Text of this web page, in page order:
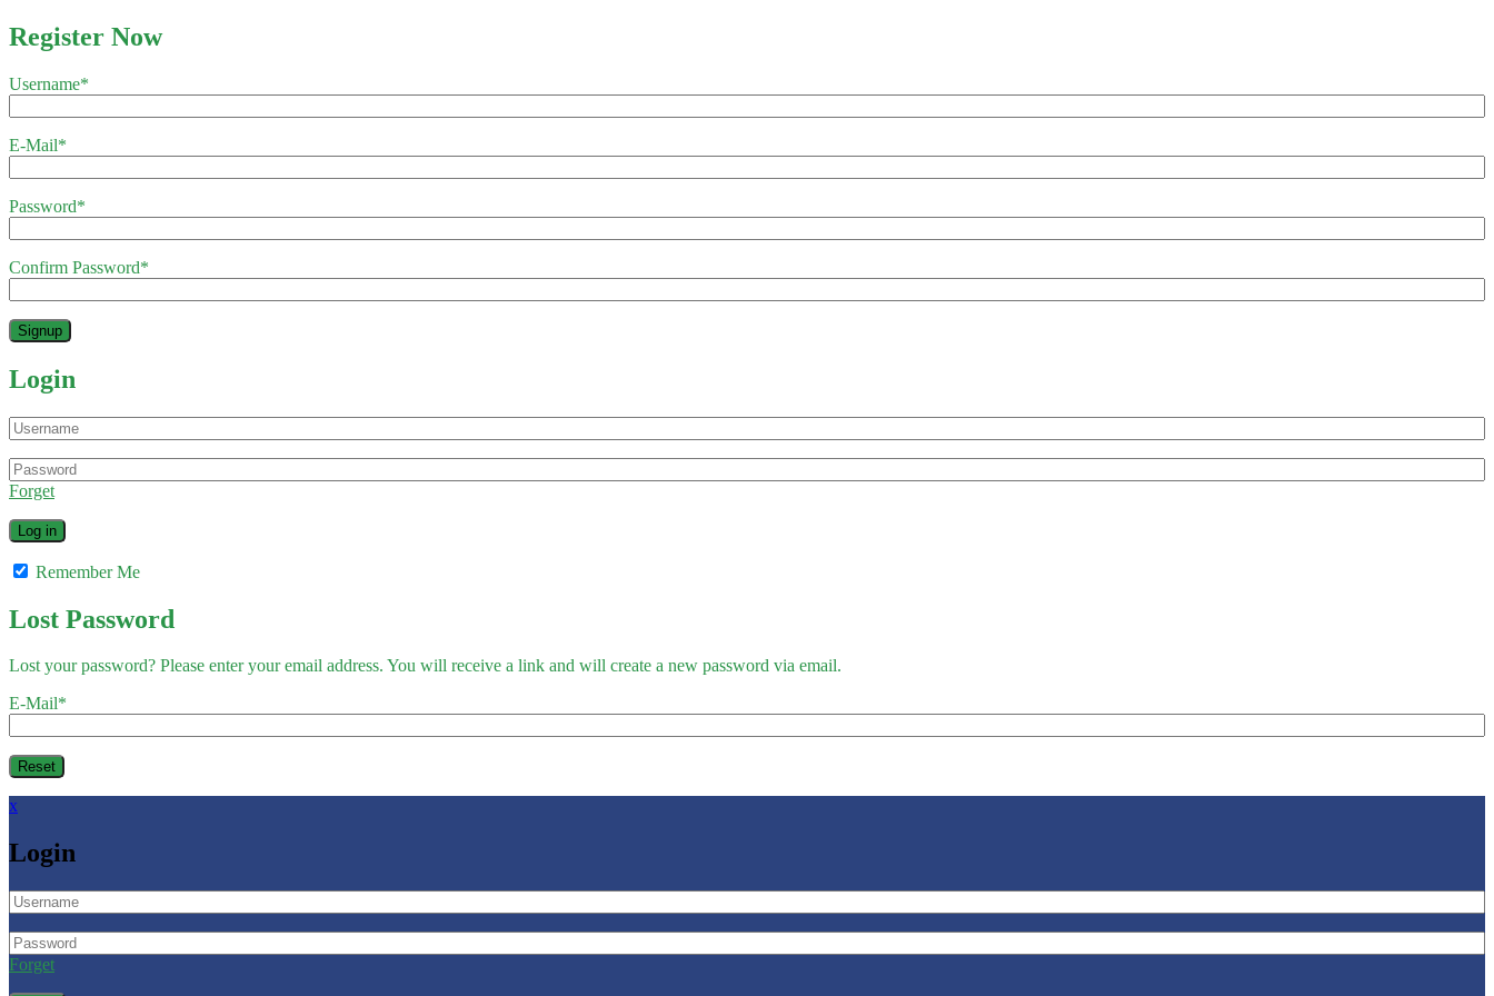
Register Now
Username*
E-Mail*
Password*
Confirm Password*
Login
Forget
Remember Me
Lost Password
Lost your password? Please enter your email address. You will receive a link and will create a new password via email.
E-Mail*
x
Login
Forget